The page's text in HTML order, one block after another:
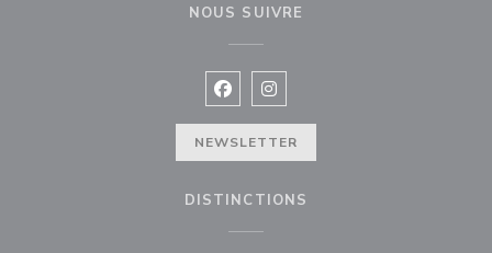
NOUS SUIVRE
Facebook ((ouvre une nouvelle
Instagram ((ouvre une
NEWSLETTER
DISTINCTIONS